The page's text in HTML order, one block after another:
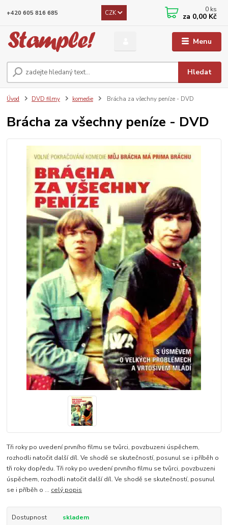
Menu
CZK
Hledat
+420 605 816 685 0 ks
za 0,00 Kč
Úvod DVD filmy komedie Brácha za všechny peníze - DVD
Brácha za všechny peníze - DVD
Tři roky po uvedení prvního filmu se tvůrci, povzbuzeni úspěchem,
rozhodli natočit další díl. Ve shodě se skutečností, posunul se i příběh o
tři roky dopředu. Tři roky po uvedení prvního filmu se tvůrci, povzbuzeni
úspěchem, rozhodli natočit další díl. Ve shodě se skutečností, posunul
se i příběh o ... celý popis
Dostupnost skladem